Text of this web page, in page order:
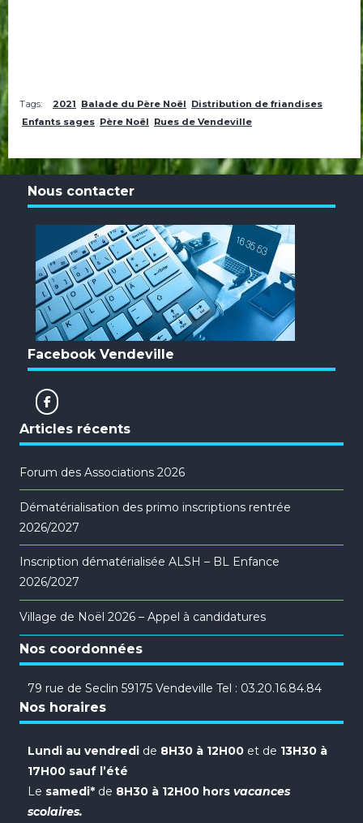
Tags: 2021 Balade du Père Noël Distribution de friandises
Enfants sages Père Noël Rues de Vendeville
Nous contacter
Facebook Vendeville
Articles récents
Forum des Associations 2026
Dématérialisation des primo inscriptions rentrée
2026/2027
Inscription dématérialisée ALSH – BL Enfance
2026/2027
Village de Noël 2026 – Appel à candidatures
Nos coordonnées
79 rue de Seclin 59175 Vendeville Tel : 03.20.16.84.84
Nos horaires
Lundi au vendredi de 8H30 à 12H00 et de 13H30 à
17H00 sauf l’été
Le samedi* de 8H30 à 12H00 hors vacances
scolaires.